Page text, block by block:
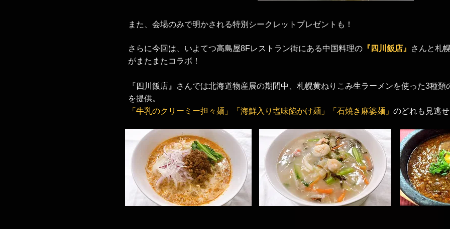
また、会場のみで明かされる特別シークレットプレゼントも！
さらに今回は、いよてつ高島屋8Fレストラン街にある中国料理の 『四川飯店』
さんと札
がまたまたコラボ！
『四川飯店』さんでは北海道物産展の期間中、札幌黄ねりこみ生ラーメンを使った3種
を提供。
「牛乳のクリーミー担々麺」「海鮮入り塩味餡かけ麺」「石焼き麻婆麺」 のどれも見逃